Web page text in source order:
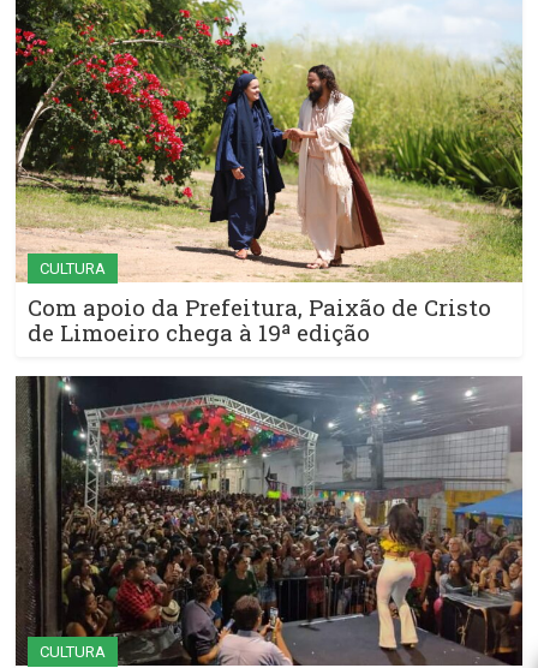
CULTURA
Com apoio da Prefeitura, Paixão de Cristo
de Limoeiro chega à 19ª edição
CULTURA